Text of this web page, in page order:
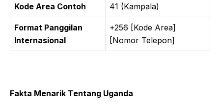
Kode Area Contoh 41 (Kampala)
Format Panggilan
Internasional
+256 [Kode Area]
[Nomor Telepon]
Fakta Menarik Tentang Uganda